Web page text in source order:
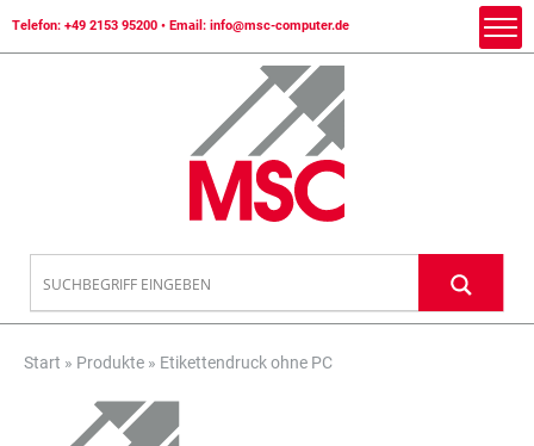
Telefon: +49 2153 95200 • Email: info@msc-computer.de
Start » Produkte » Etikettendruck ohne PC